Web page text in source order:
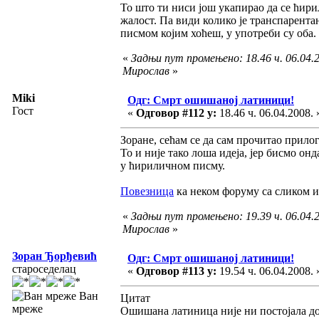
То што ти ниси још укапирао да се
жалост. Па види колико је
писмом којим хоћеш, у употреби су оба.
« Задњи пут промењено: 18.46 ч.
Мирослав »
Miki
Гост
Одг: Смрт ошишаној латиници!
« Одговор #112 у: 18.46 ч. 06.04.2008.
Зоране, сећам се да сам прочитао
То и није тако лоша идеја, јер бисмо
у ћириличном писму.
Повезница ка неком форуму са сликом
« Задњи пут промењено: 19.39 ч.
Мирослав »
Зоран Ђорђевић
староседелац
Ван
мреже
Одг: Смрт ошишаној латиници!
« Одговор #113 у: 19.54 ч. 06.04.2008.
Цитат
Ошишана латиница није ни постојала